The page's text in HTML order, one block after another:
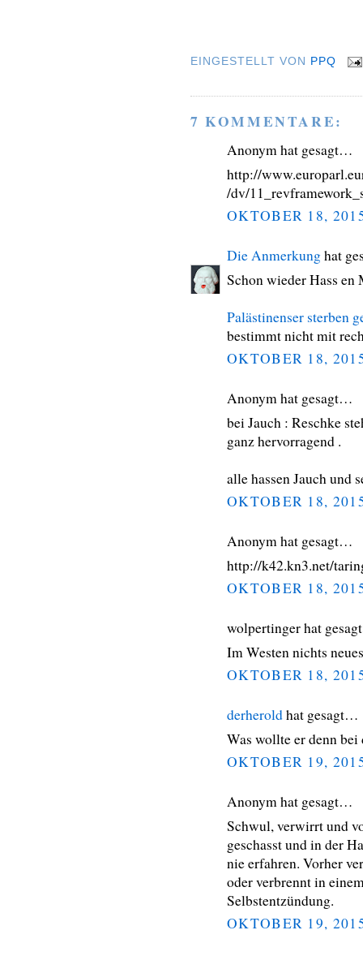
EINGESTELLT VON PPQ
7 KOMMENTARE:
Anonym hat gesagt…
http://
/dv/
OKTOBER 18,
Die Anmerkunghat
Schon wieder Hass en
Palästinenser sterben
bestimmt nicht mit
OKTOBER 18,
Anonym hat gesagt…
bei Jauch : Reschke
ganz hervorragend .
alle hassen Jauch und
OKTOBER 18,
Anonym hat gesagt…
http://k42.kn3.net/
OKTOBER 18,
wolpertinger hat
Im Westen nichts
OKTOBER 18,
derheroldhat gesagt…
Was wollte er denn
OKTOBER 19,
Anonym hat gesagt…
Schwul, verwirrt und
geschasst und in der
nie erfahren. Vorher
oder verbrennt in
Selbstentzündung.
OKTOBER 19,